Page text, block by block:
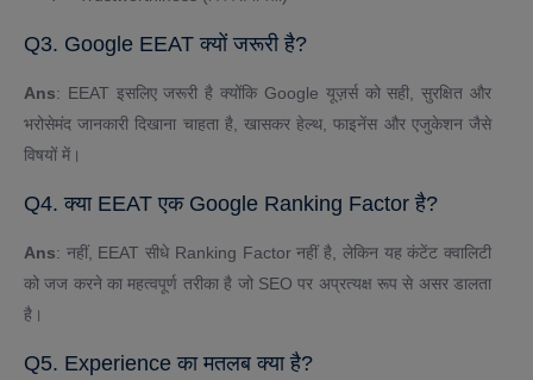
Q3. Google EEAT क्यों जरूरी है?
Ans: EEAT इसलिए जरूरी है क्योंकि Google यूज़र्स को सही, सुरक्षित और
भरोसेमंद जानकारी दिखाना चाहता है, खासकर हेल्थ, फाइनेंस और एजुकेशन जैसे
विषयों में।
Q4. क्या EEAT एक Google Ranking Factor है?
Ans: नहीं, EEAT सीधे Ranking Factor नहीं है, लेकिन यह कंटेंट क्वालिटी
को जज करने का महत्वपूर्ण तरीका है जो SEO पर अप्रत्यक्ष रूप से असर डालता
है।
Q5. Experience का मतलब क्या है?